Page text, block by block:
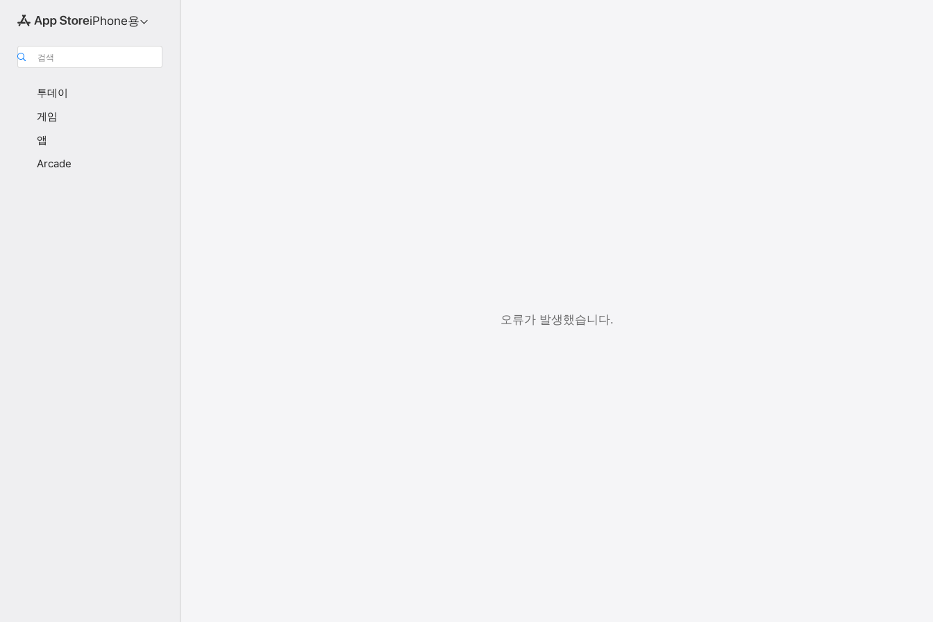
iPhone용
검색
투데이
게임
앱
Arcade
오류가 발생했습니다.